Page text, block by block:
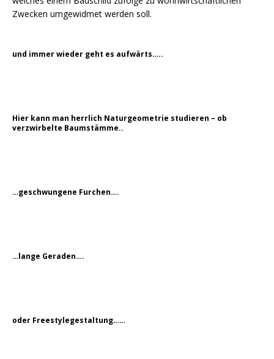
Zwecken umgewidmet werden soll.
und immer wieder geht es aufwärts…..
Hier kann man herrlich Naturgeometrie studieren – ob
verzwirbelte Baumstämme..
…geschwungene Furchen….
…lange Geraden….
oder Freestylegestaltung……